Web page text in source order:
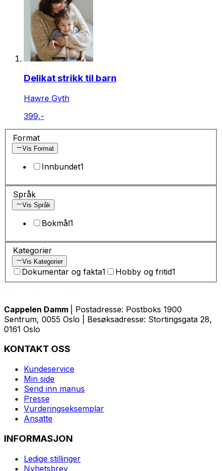
Delikat strikk til barn
Hawre Gyth
399,-
Format
Vis Format
Innbundet1
Språk
Vis Språk
Bokmål1
Kategorier
Vis Kategorier
Dokumentar og fakta1 Hobby og fritid1
Cappelen Damm
| Postadresse: Postboks 1900
Sentrum, 0055 Oslo | Besøksadresse: Stortingsgata 28,
0161 Oslo
KONTAKT OSS
Kundeservice
Min side
Send inn manus
Presse
Vurderingseksemplar
Ansatte
INFORMASJON
Ledige stillinger
Nyhetsbrev